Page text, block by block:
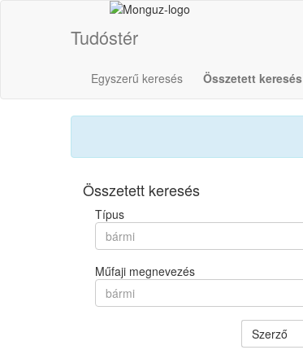
Tudóstér
Egyszerű keresés Összetett keresés
Összetett keresés
Típus
bármi
Műfaji megnevezés
bármi
Szerző